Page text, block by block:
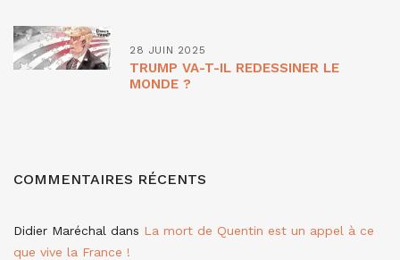
28 JUIN 2025
TRUMP VA-T-IL REDESSINER LE
MONDE ?
COMMENTAIRES RÉCENTS
Didier Maréchal dans La mort de Quentin est un appel à ce
que vive la France !